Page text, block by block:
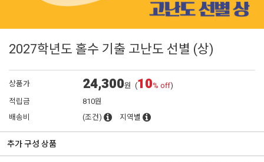
2027학년도 홀수 기출 고난도 선별 (상)
상품가 24,300원 (10% off)
적립금
810원
배송비
(조건) 지역별
추가 구성 상품